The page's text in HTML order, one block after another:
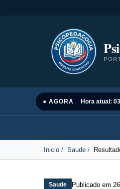
● AGORA Hora atual:
Inicio Saude
Saude Publicado em